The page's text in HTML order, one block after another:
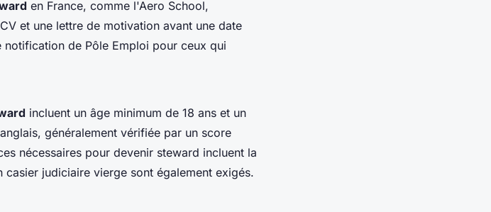
en France, comme l'Aero School,
et une lettre de motivation avant une date
de Pôle Emploi pour ceux qui
incluent un âge minimum de 18 ans et un
généralement vérifiée par un score
nécessaires pour devenir steward incluent la
judiciaire vierge sont également exigés.